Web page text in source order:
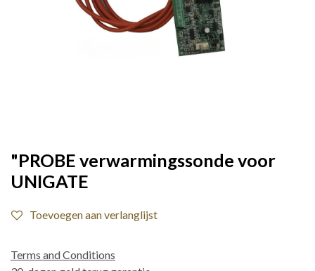
"PROBE verwarmingssonde voor
UNIGATE
Toevoegen aan verlanglijst
Terms and Conditions